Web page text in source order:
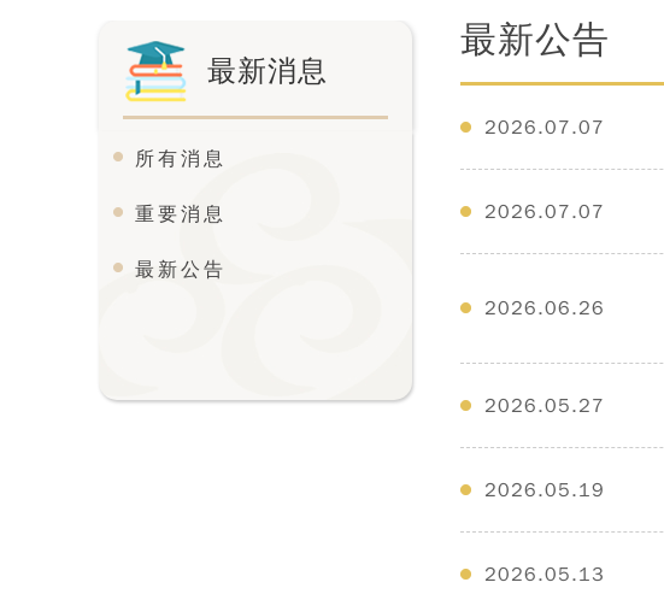
最新消息
所有消息
重要消息
最新公告
最新公告
2026.07.07
2026.07.07
2026.06.26
2026.05.27
2026.05.19
2026.05.13